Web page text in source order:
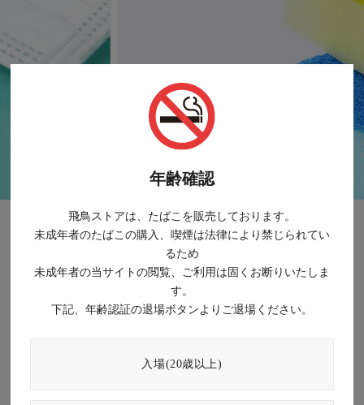
商品情報 嗅ぎたばこ
紙巻外国たばこ 加熱式たばこ
年齢確認
飛鳥ストアは、たばこを販売しております。
未成年者のたばこの購入、喫煙は法律により禁じられてい
るため
未成年者の当サイトの閲覧、ご利用は固くお断りいたしま
す。
下記、年齢認証の退場ボタンよりご退場ください。
入場(20歳以上)